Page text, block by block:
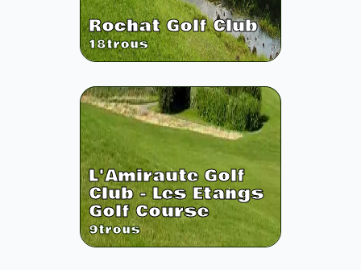
Rochat Golf Club
18trous
L'Amiraute Golf
Club - Les Etangs
Golf Course
9trous